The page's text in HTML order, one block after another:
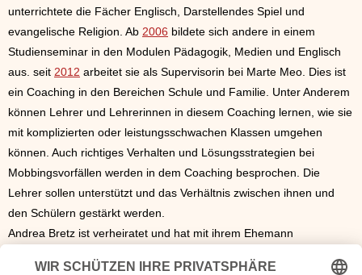
unterrichtete die Fächer Englisch, Darstellendes Spiel und
evangelische Religion. Ab 2006 bildete sich andere in einem
Studienseminar in den Modulen Pädagogik, Medien und Englisch
aus. seit 2012 arbeitet sie als Supervisorin bei Marte Meo. Dies ist
ein Coaching in den Bereichen Schule und Familie. Unter Anderem
können Lehrer und Lehrerinnen in diesem Coaching lernen, wie sie
mit komplizierten oder leistungsschwachen Klassen umgehen
können. Auch richtiges Verhalten und Lösungsstrategien bei
Mobbingsvorfällen werden in dem Coaching besprochen. Die
Lehrer sollen unterstützt und das Verhältnis zwischen ihnen und
den Schülern gestärkt werden.
Andrea Bretz ist verheiratet und hat mit ihrem Ehemann